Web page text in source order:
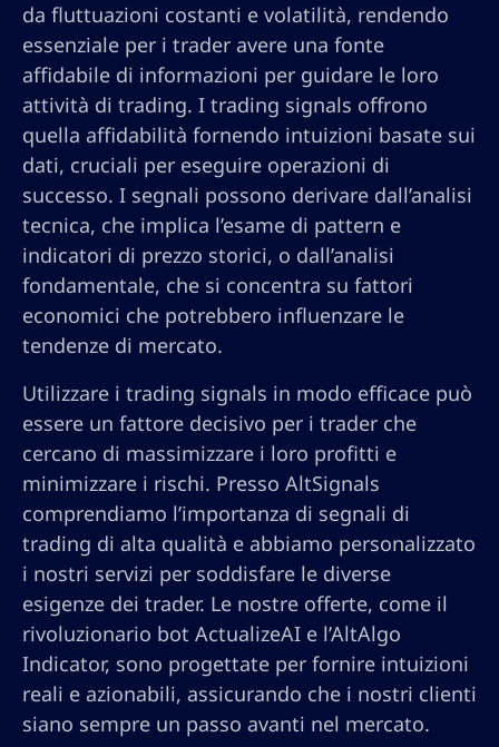
da fluttuazioni costanti e volatilità, rendendo
essenziale per i trader avere una fonte
affidabile di informazioni per guidare le loro
attività di trading. I trading signals offrono
quella affidabilità fornendo intuizioni basate sui
dati, cruciali per eseguire operazioni di
successo. I segnali possono derivare dall’analisi
tecnica, che implica l’esame di pattern e
indicatori di prezzo storici, o dall’analisi
fondamentale, che si concentra su fattori
economici che potrebbero influenzare le
tendenze di mercato.
Utilizzare i trading signals in modo efficace può
essere un fattore decisivo per i trader che
cercano di massimizzare i loro profitti e
minimizzare i rischi. Presso AltSignals
comprendiamo l’importanza di segnali di
trading di alta qualità e abbiamo personalizzato
i nostri servizi per soddisfare le diverse
esigenze dei trader. Le nostre offerte, come il
rivoluzionario bot ActualizeAI e l’AltAlgo
Indicator, sono progettate per fornire intuizioni
reali e azionabili, assicurando che i nostri clienti
siano sempre un passo avanti nel mercato.